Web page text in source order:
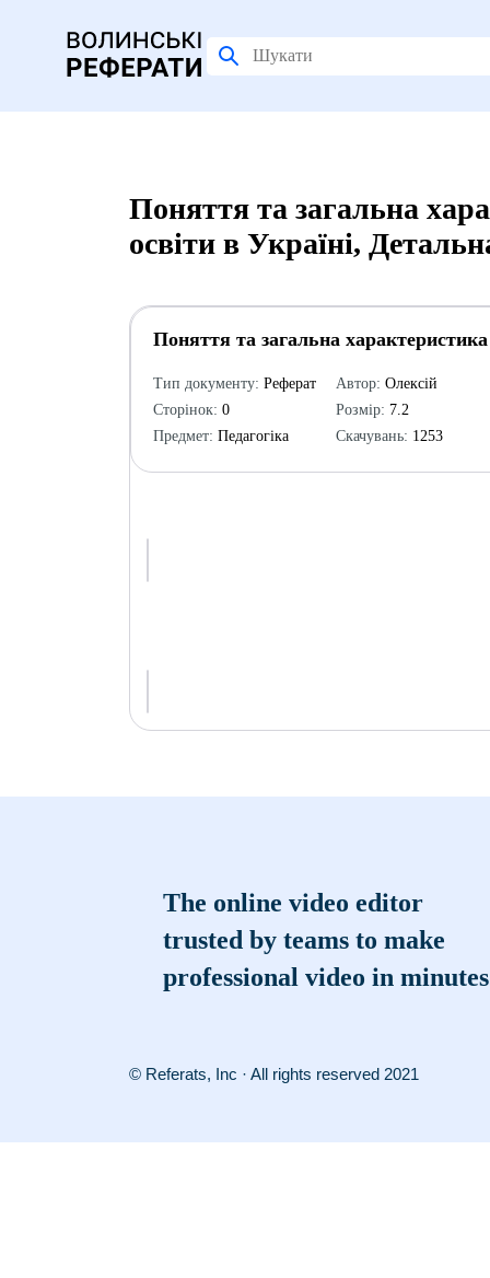
Поняття та загальна
освіти в Україні,
Поняття та загальна
Тип документу: Реферат
Сторінок: 0
Предмет: Педагогіка
Автор: Олексій
Розмір: 7.2
Скачувань: 1253
The online video editor
trusted by teams to make
professional video in minutes
© Referats, Inc · All rights reserved 2021